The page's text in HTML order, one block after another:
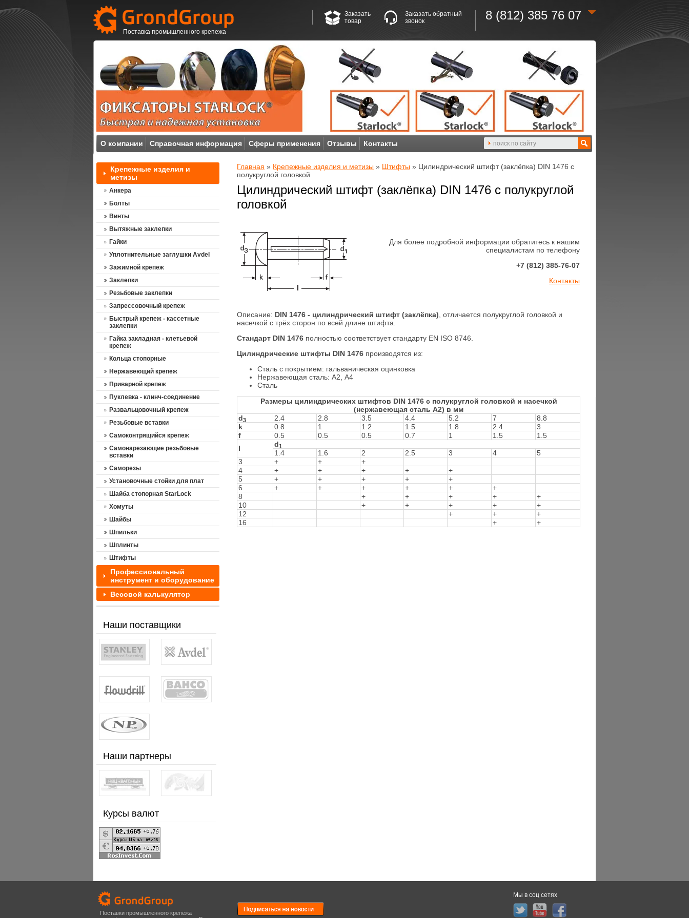
Поставка промышленного крепежа
8 (812) 385 76 07
Заказать
товар
Заказать обратный
звонок
О компании Справочная информация Сферы применения Отзывы Контакты
Главная » Крепежные изделия и метизы » Штифты » Цилиндрический штифт (заклёпка) DIN 1476 с
полукруглой головкой
Цилиндрический штифт (заклёпка) DIN 1476 с полукруглой
головкой
Для более подробной информации обратитесь к нашим
специалистам по телефону
+7 (812) 385-76-07
Контакты
Описание: DIN 1476 - цилиндрический штифт (заклёпка) , отличается полукруглой головкой и
насечкой с трёх сторон по всей длине штифта.
Стандарт DIN 1476 полностью соответствует стандарту EN ISO 8746.
Цилиндрические штифты DIN 1476 производятся из:
Сталь с покрытием: гальваническая оцинковка
Нержавеющая сталь: А2, А4
Сталь
Размеры цилиндрических штифтов DIN 1476 с полукруглой головкой и насечкой
(нержавеющая сталь А2) в мм
d3 2.4 2.8 3.5 4.4 5.2 7
8.8
k
0.8 1 1.2 1.5 1.8 2.4
3
f
0.5 0.5 0.5 0.7 1 1.5
1.5
l
d1
1.4 1.6 2 2.5 3 4
5
3
+ +
+
4
+ + + +
+
5
+ + + +
+
6
+ + + + +
+
8
+ + + +
+
10
+ + + +
+
12
+ +
+
16
+ +
Крепежные изделия и
метизы
Анкера
Болты
Винты
Вытяжные заклепки
Гайки
Уплотнительные заглушки Avdel
Зажимной крепеж
Заклепки
Резьбовые заклепки
Запрессовочный крепеж
Быстрый крепеж - кассетные
заклепки
Гайка закладная - клетьевой
крепеж
Кольца стопорные
Нержавеющий крепеж
Приварной крепеж
Пуклевка - клинч-соединение
Развальцовочный крепеж
Резьбовые вставки
Самоконтрящийся крепеж
Cамонарезающие резьбовые
вставки
Саморезы
Установочные стойки для плат
Шайба стопорная StarLock
Хомуты
Шайбы
Шпильки
Шплинты
Штифты
Профессиональный
инструмент и оборудование
Весовой калькулятор
Наши поставщики
Наши партнеры
Курсы валют
Поставки промышленного крепежа
Мы в соц сетях